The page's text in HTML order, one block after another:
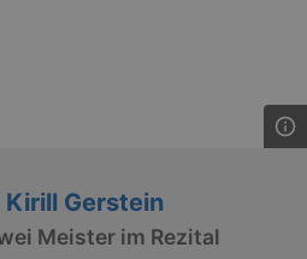
Kirill Gerstein
Meister im Rezital